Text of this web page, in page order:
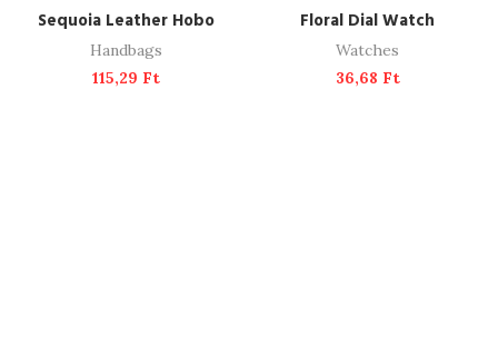
ADD TO CART
Sequoia Leather Hobo
Handbags
115,29 Ft
ADD TO CART
Floral Dial Watch
Watches
36,68 Ft